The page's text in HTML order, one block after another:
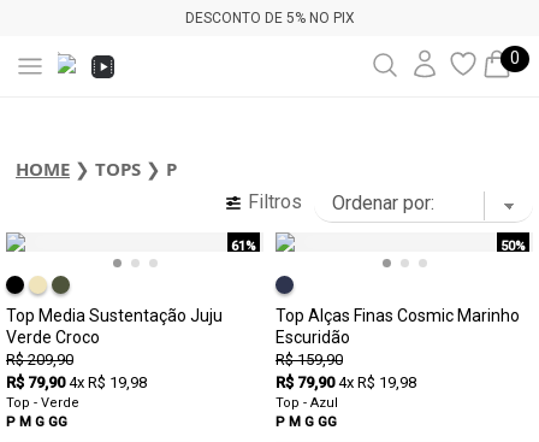
DESCONTO DE 5% NO PIX
0
HOME ❯ TOPS ❯ P
Filtros
61%
Top Media Sustentação Juju
Verde Croco
R$ 209,90
R$ 79,90 4x R$ 19,98
Top - Verde
P M G GG
50%
Top Alças Finas Cosmic Marinho
Escuridão
R$ 159,90
R$ 79,90 4x R$ 19,98
Top - Azul
P M G GG